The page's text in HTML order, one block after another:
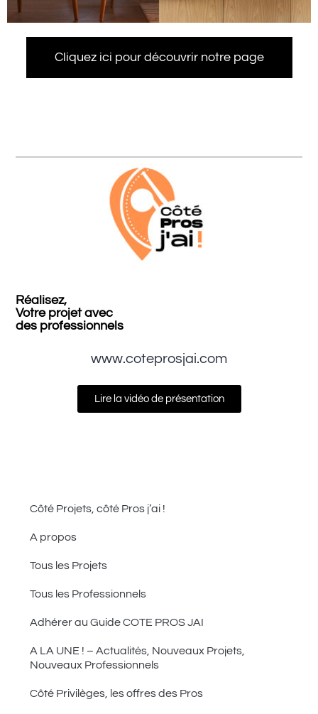
Cliquez ici pour découvrir notre page
Réalisez,
Votre projet avec
des professionnels
www.coteprosjai.com
Lire la vidéo de présentation
Côté Projets, côté Pros j’ai !
A propos
Tous les Projets
Tous les Professionnels
Adhérer au Guide COTE PROS JAI
A LA UNE ! – Actualités, Nouveaux Projets,
Nouveaux Professionnels
Côté Privilèges, les offres des Pros